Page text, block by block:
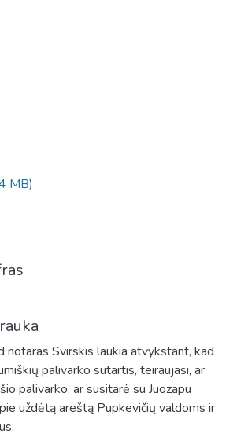
MB)
notaras Svirskis laukia atvykstant, kad
palivarko sutartis, teiraujasi, ar
palivarko, ar susitarė su Juozapu
uždėtą areštą Pupkevičių valdoms ir